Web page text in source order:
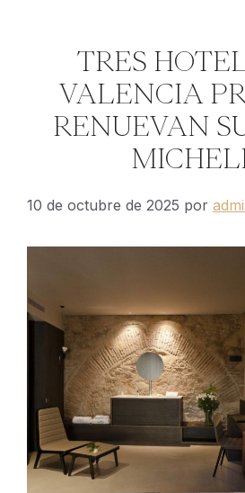
TRES
VALENCIA
RENUEVAN
10 de octubre de 2025 por